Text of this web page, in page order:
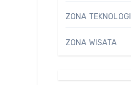
ZONA TEKNOLOGI
ZONA WISATA